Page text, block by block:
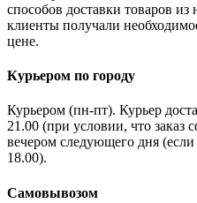
способов доставки товаров
клиенты получали
цене.
Курьером по городу
Курьером (пн-пт). Курьер
21.00 (при условии, что заказ
вечером следующего дня
18.00).
Самовывозом